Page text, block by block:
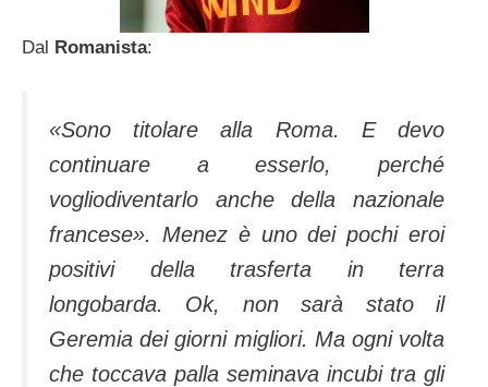
Dal Romanista:
«Sono titolare alla Roma. E devo
continuare a esserlo, perché
vogliodiventarlo anche della nazionale
francese». Menez è uno dei pochi eroi
positivi della trasferta in terra
longobarda. Ok, non sarà stato il
Geremia dei giorni migliori. Ma ogni volta
che toccava palla seminava incubi tra gli